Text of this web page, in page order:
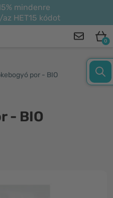
mindenre
az HET15 kódot
0
por - BIO
- BIO